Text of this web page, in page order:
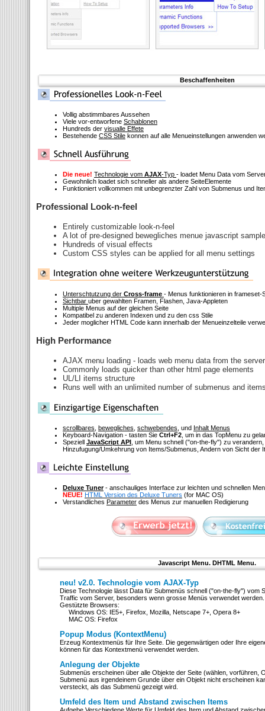
Beschaffenheiten
Vollig abstimmbares Aussehen
Viele vor-entworfene Schablonen
Hundreds der visualle Effete
Bestehende CSS Stile konnen auf alle Menueinstellungen anwenden
Die neue! Technologie vom AJAX-Typ - loadet Menu Data vom
Gewohnlich loadet sich schneller als andere SeiteElemente
Funktioniert vollkommen mit unbegrenzter Zahl von Submenus und
Professional Look-n-feel
Entirely customizable look-n-feel
A lot of pre-designed bewegliches menue javascript
Hundreds of visual effects
Custom CSS styles can be applied for all menu settings
Unterschtutzung der Cross-frame - Menus funktionieren in frameset-
Sichtbar uber gewahlten Framen, Flashen, Java-Appleten
Multiple Menus auf der gleichen Seite
Kompatibel zu anderen Indexen und zu den css Stile
Jeder moglicher HTML Code kann innerhalb der Menueinzelteile
High Performance
AJAX menu loading - loads web menu data from the
Commonly loads quicker than other html page elements
UL/LI items structure
Runs well with an unlimited number of submenus and
scrollbares bewegliches schwebendes , und Inhalt Menus
Keyboard-Navigation - tasten Sie Ctrl+F2 , um in das TopMenu zu
Speziell JavaScript API , um Menu schnell ("on-the-fly") zu verandern,
Hinzufugung/Umkehrung von Items/Submenus, Andern von Sicht der
Deluxe Tuner- anschauliges Interface zur leichten und schnellen
NEUE! HTML Version des Deluxe Tuners (for MAC OS)
Verstandliches Parameter des Menus zur manuellen Redigierung
Javascript Menu. DHTML Menu.
neu! v2.0. Technologie vom AJAX-Typ
Diese Technologie lässt Data für Submenüs schnell ("on-the-fly") vom
Traffic vom Server, besonders wenn grosse Menüs verwendet werden.
Gestützte Browsers:
Windows OS: IE5+, Firefox, Mozilla, Netscape 7+, Opera 8+
MAC OS: Firefox
Popup Modus (KontextMenu)
Erzeug Kontextmenüs für Ihre Seite. Die gegenwärtigen oder Ihre
können für das Kontextmenü verwendet werden.
Anlegung der Objekte
Submenüs erscheinen über alle Objekte der Seite (wählen, vorführen,
Submenü aus irgendeinem Grunde über ein Objekt nicht erscheinen
versteckt, als das Submenü gezeigt wird.
Umfeld des Item und Abstand zwischen Items